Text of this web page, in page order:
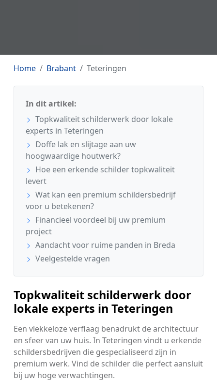
Home Brabant Teteringen
In dit artikel:
Topkwaliteit schilderwerk door lokale
experts in Teteringen
Doffe lak en slijtage aan uw
hoogwaardige houtwerk?
Hoe een erkende schilder topkwaliteit
levert
Wat kan een premium schildersbedrijf
voor u betekenen?
Financieel voordeel bij uw premium
project
Aandacht voor ruime panden in Breda
Veelgestelde vragen
Topkwaliteit schilderwerk door
lokale experts in Teteringen
Een vlekkeloze verflaag benadrukt de architectuur
en sfeer van uw huis. In Teteringen vindt u erkende
schildersbedrijven die gespecialiseerd zijn in
premium werk. Vind de schilder die perfect aansluit
bij uw hoge verwachtingen.